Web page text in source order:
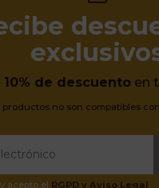
10% de descuento en
productos no son compatibles
acepto el RGPD y Aviso Legal